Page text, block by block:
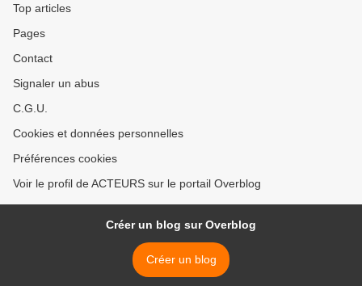
Top articles
Pages
Contact
Signaler un abus
C.G.U.
Cookies et données personnelles
Préférences cookies
Voir le profil de ACTEURS sur le portail Overblog
Créer un blog sur Overblog
Créer un blog